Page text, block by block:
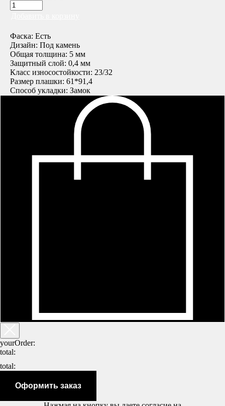
Фаска: Есть
Дизайн: Под камень
Общая толщина: 5 мм
Защитный слой: 0,4 мм
Класс износостойкости: 23/32
Размер плашки: 61*91,4
Способ укладки: Замок
yourOrder:
total:
total:
Оформить заказ